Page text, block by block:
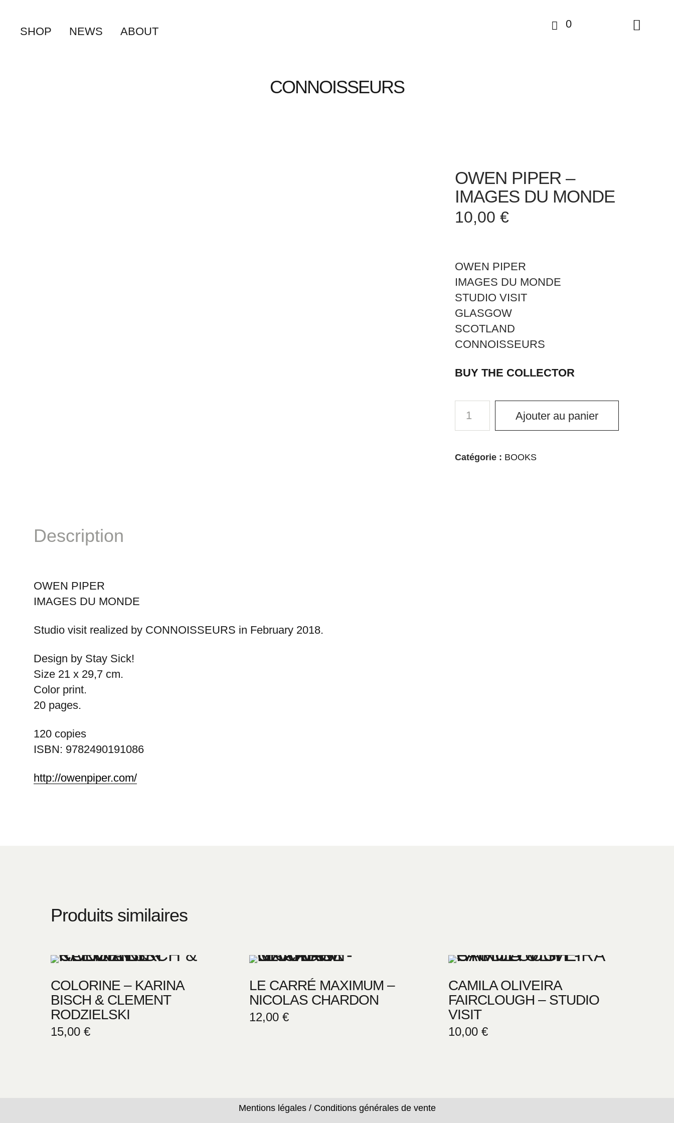
SHOP NEWS ABOUT
CONNOISSEURS
0
OWEN PIPER –
IMAGES DU MONDE
10,00 €
OWEN PIPER
IMAGES DU MONDE
STUDIO VISIT
GLASGOW
SCOTLAND
CONNOISSEURS
BUY THE COLLECTOR
Ajouter au panier
Catégorie : BOOKS
Description
OWEN PIPER
IMAGES DU MONDE
Studio visit realized by CONNOISSEURS in February 2018.
Design by Stay Sick!
Size 21 x 29,7 cm.
Color print.
20 pages.
120 copies
ISBN: 9782490191086
http://owenpiper.com/
Produits similaires
COLORINE – KARINA
BISCH & CLEMENT
RODZIELSKI
15,00 €
LE CARRÉ MAXIMUM –
NICOLAS CHARDON
12,00€
CAMILA OLIVEIRA
FAIRCLOUGH – STUDIO
VISIT
10,00 €
Mentions légales/ Conditions générales de vente